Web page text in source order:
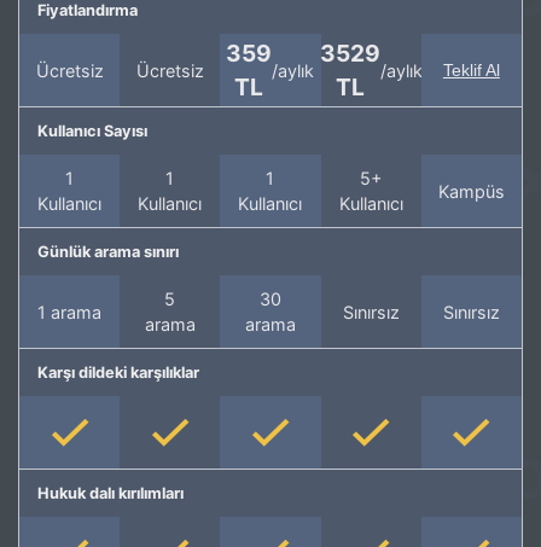
Fiyatlandırma
Ücretsiz Ücretsiz
359
TL
/aylık
3529
TL
/aylık Teklif Al
Kullanıcı Sayısı
1
Kullanıcı
1
Kullanıcı
1
Kullanıcı
5+
Kullanıcı
Kampüs
Günlük arama sınırı
1 arama
5
arama
30
arama
Sınırsız Sınırsız
Karşı dildeki karşılıklar
Hukuk dalı kırılımları